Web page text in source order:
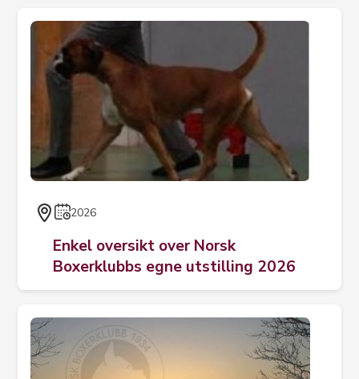
2026
Enkel oversikt over Norsk
Boxerklubbs egne utstilling 2026